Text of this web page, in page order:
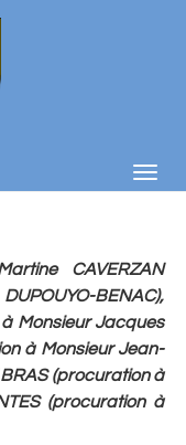
CAVERZAN
BENAC),
Monsieur Jacques
à Monsieur Jean-
(procuration à
(procuration à